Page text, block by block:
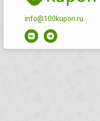
info@100kupon.ru